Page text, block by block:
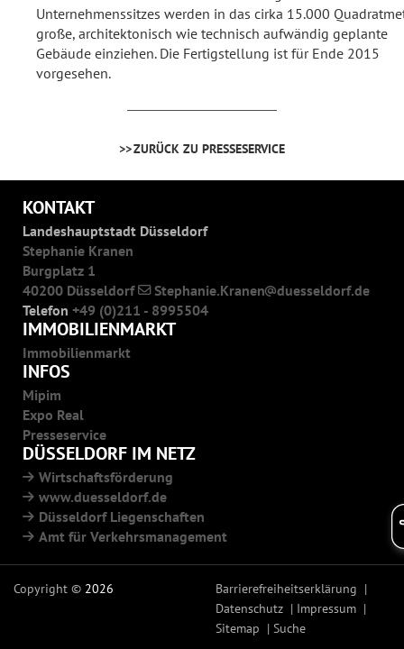
Unternehmenssitzes werden in das cirka 15.000
große, architektonisch wie technisch aufwändig geplante
Gebäude einziehen. Die Fertigstellung ist für Ende 2015
vorgesehen.
ZURÜCK ZU PRESSESERVICE
KONTAKT
Landeshauptstadt Düsseldorf
Stephanie Kranen
Burgplatz 1
40200 Düsseldorf
Stephanie.Kranen
duesseldorf.de
Telefon +49 (0)211 - 8995504
IMMOBILIENMARKT
Immobilienmarkt
INFOS
Mipim
Expo Real
Presseservice
DÜSSELDORF IM NETZ
Wirtschaftsförderung
www.duesseldorf.de
Düsseldorf Liegenschaften
Amt für Verkehrsmanagement
Copyright © 2026
Barrierefreiheitserklärung
Datenschutz
Impressum
Sitemap
Suche